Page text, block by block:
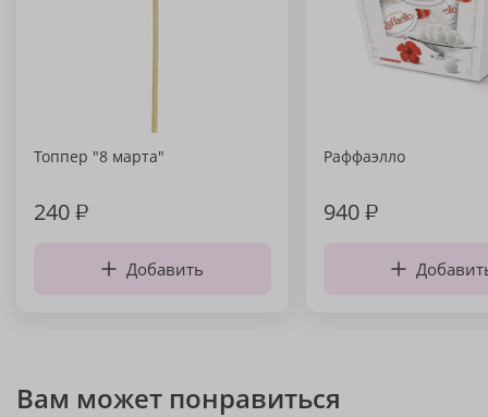
Топпер "8 марта"
240₽
Добавить
Раффаэлло
940₽
Вам может понравиться